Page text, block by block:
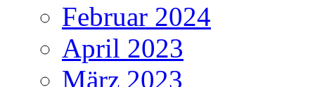
Februar 2024
April 2023
März 2023